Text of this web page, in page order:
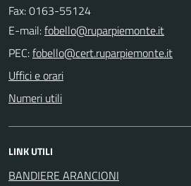
Fax: 0163-55124
E-mail:
PEC:
Uffici e orari
Numeri utili
LINK UTILI
BANDIERE ARANCIONI